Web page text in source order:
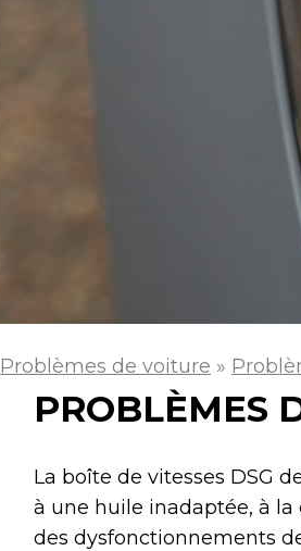
Problèmes de voiture »
PROBLÈMES
La boîte de vitesses DSG
à une huile inadaptée, à
des dysfonctionnements